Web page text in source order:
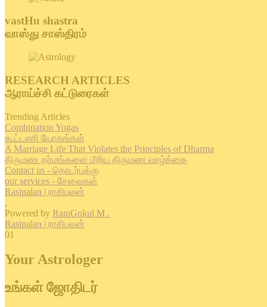
vastHu shastra
வாஸ்து சாஸ்திரம்
RESEARCH ARTICLES
ஆராய்ச்சி கட்டுரைகள்
Trending Articles
Combination Yogas
கூட்டணி யோகங்கள்
A Marriage Life That Violates the Principles of Dharma
திருமண தா்மங்களை மீறிய திருமண வாழ்க்கை
Contact us - தொடர்புக்கு
our services - சேவைகள்
Rasipalan | ராசிபலன்
.
Powered by RamGokul M .
Rasipalan | ராசிபலன்
01
Your Astrologer
உங்கள் ஜோதிடர்